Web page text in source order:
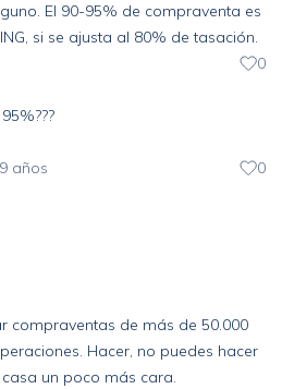
El 90-95% de compraventa es
si se ajusta al 80% de tasación.
0
años 0
compraventas de más de 50.000
Hacer, no puedes hacer
un poco más cara.